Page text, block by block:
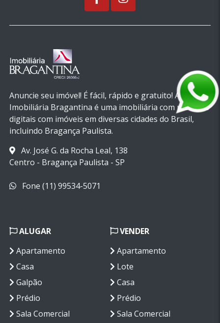
Anuncie seu imóvel! É fácil, rápido e gratuito! A
Imobiliária Bragantina é uma imobiliária com recursos
digitais com imóveis em diversas cidades do Brasil,
incluindo Bragança Paulista.
Av. José G. da Rocha Leal, 138
Centro - Bragança Paulista - SP
Fone (11) 99534-5071
ALUGAR
Apartamento
Casa
Galpão
Prédio
Sala Comercial
VENDER
Apartamento
Lote
Casa
Prédio
Sala Comercial